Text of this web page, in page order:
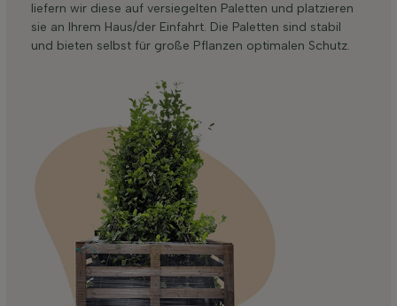
liefern wir diese auf versiegelten Paletten und platzieren
sie an Ihrem Haus/der Einfahrt. Die Paletten sind stabil
und bieten selbst für große Pflanzen optimalen Schutz.